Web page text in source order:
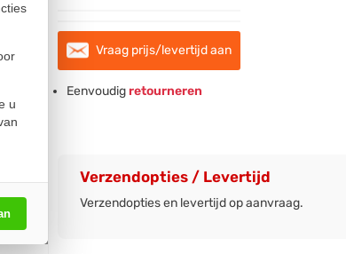
u
Vraag prijs/levertijd aan
Eenvoudigretourneren
Verzendopties / Levertijd
Verzendopties en levertijd op aanvraag.